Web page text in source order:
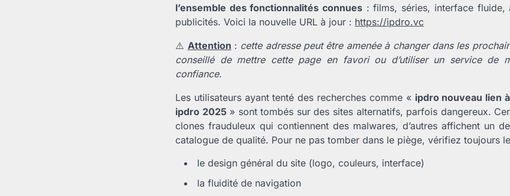
l’ensemble des fonctionnalités connues : films, séries, interface
publicités. Voici la nouvelle URL à jour : https://ipdro.vc
⚠️ Attention : cette adresse peut être amenée à changer dans les
conseillé de mettre cette page en favori ou d’utiliser un service de
confiance.
Les utilisateurs ayant tenté des recherches comme « ipdro nouveau lien
ipdro 2025» sont tombés sur des sites alternatifs, parfois dangereux.
clones frauduleux qui contiennent des malwares, d’autres affichent un
catalogue de qualité. Pour ne pas tomber dans le piège, vérifiez toujours
le design général du site (logo, couleurs, interface)
la fluidité de navigation